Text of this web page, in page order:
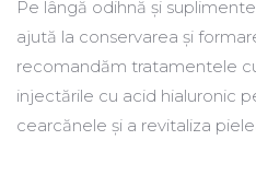
Pe lângă odihnă și
ajută la conservarea și
recomandăm tratamentele
injectările cu acid hialuronic
cearcănele și a revitaliza